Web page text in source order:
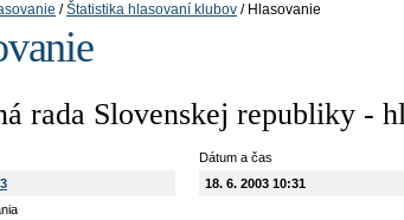
Štatistika hlasovaní klubov Hlasovanie
rada Slovenskej republiky -
Dátum a čas
18. 6. 2003 10:31